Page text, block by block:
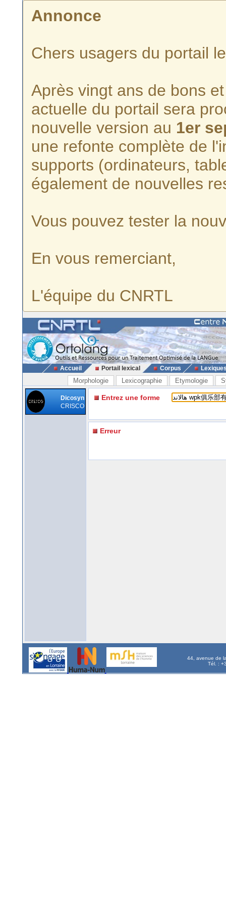
Annonce
Chers usagers du portail
Après vingt ans de bons
actuelle du portail sera
nouvelle version au 1er
une refonte complète de
supports (ordinateurs,
également de nouvelles
Vous pouvez tester la
En vous remerciant,
L'équipe du CNRTL
Accueil Portail lexical Corpus
Morphologie Lexicographie Etymologie
Dicosyn
CRISCO
Entrez une forme
Erreur
44, avenue de
Tél. :